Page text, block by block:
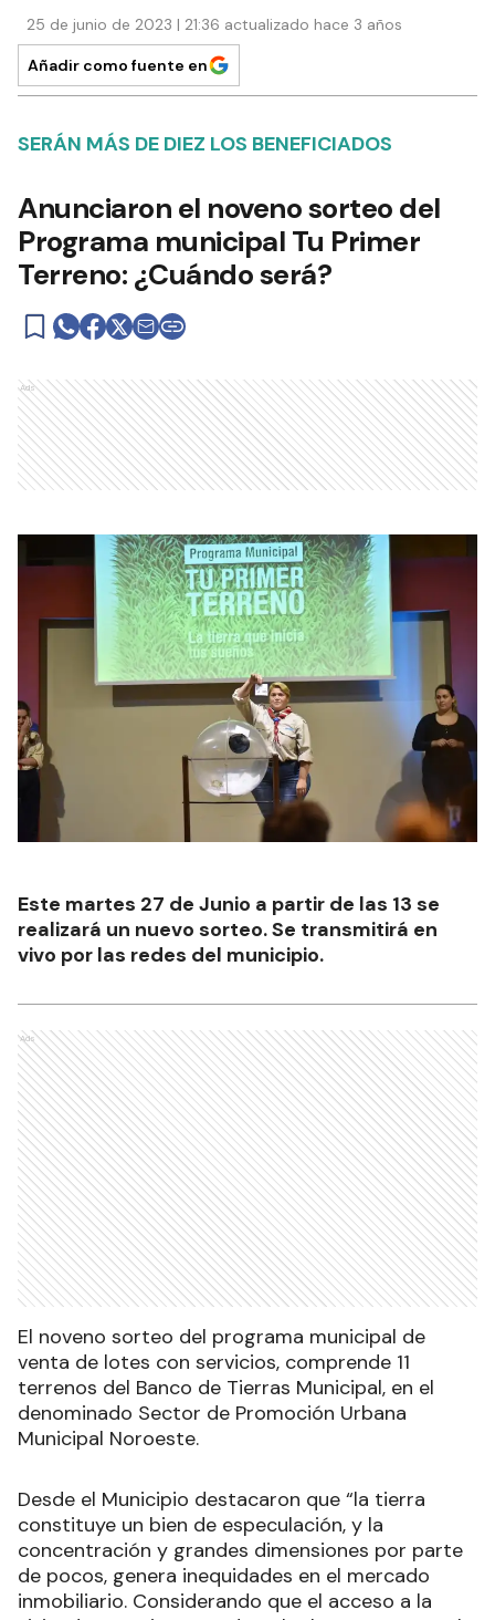
25 de junio de 2023 | 21:36 actualizado hace 3 años
Añadir como fuente en
SERÁN MÁS DE DIEZ LOS BENEFICIADOS
Anunciaron el noveno sorteo del
Programa municipal Tu Primer
Terreno: ¿Cuándo será?
Ads
Este martes 27 de Junio a partir de las 13 se
realizará un nuevo sorteo. Se transmitirá en
vivo por las redes del municipio.
Ads
El noveno sorteo del programa municipal de
venta de lotes con servicios, comprende 11
terrenos del Banco de Tierras Municipal, en el
denominado Sector de Promoción Urbana
Municipal Noroeste.
Desde el Municipio destacaron que “la tierra
constituye un bien de especulación, y la
concentración y grandes dimensiones por parte
de pocos, genera inequidades en el mercado
inmobiliario. Considerando que el acceso a la